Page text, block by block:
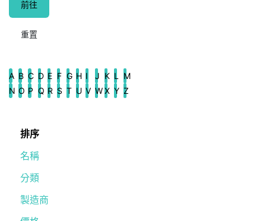
A B C D E F G H I J K L M
N O P Q R S T U V WX Y Z
排序
名稱
分類
製造商